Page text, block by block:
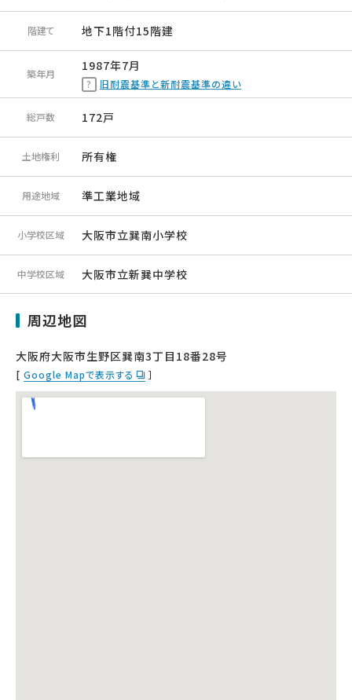
階建て 地下1階付15階建
築年月
1987年7月
旧耐震基準と新耐震基準の違い
総戸数 172戸
土地権利 所有権
用途地域 準工業地域
小学校区域 大阪市立巽南小学校
中学校区域 大阪市立新巽中学校
周辺地図
大阪府大阪市生野区巽南3丁目18番28号
[ Google Mapで表示する ］